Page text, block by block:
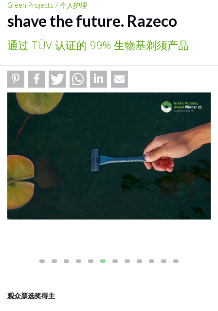
Green Projects / 个人护理
shave the future. Razeco
通过 TÜV 认证的 99% 生物基剃须产品
观众票选奖得主